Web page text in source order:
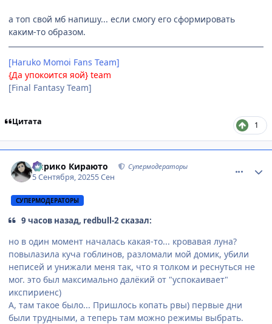
а топ свой мб напишу... если смогу его сформировать
каким-то образом.
[Haruko Momoi Fans Team]
{Да упокоится яой} team
[Final Fantasy Team]
Цитата 1
Кирико Кираюто Супермодераторы
5 Сентября, 20255 Сен
СУПЕРМОДЕРАТОРЫ
9 часов назад, redbull-2 сказал:
но в один момент началась какая-то... кровавая луна?
повылазила куча гоблинов, разломали мой домик, убили
неписей и унижали меня так, что я толком и реснуться не
мог. это был максимально далёкий от "успокаивает"
икспириенс)
А, там такое было... Пришлось копать рвы) первые дни
были трудными, а теперь там можно режимы выбрать.